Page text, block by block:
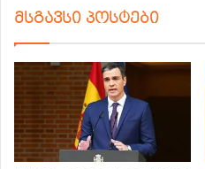
მსგავსი პოსტები